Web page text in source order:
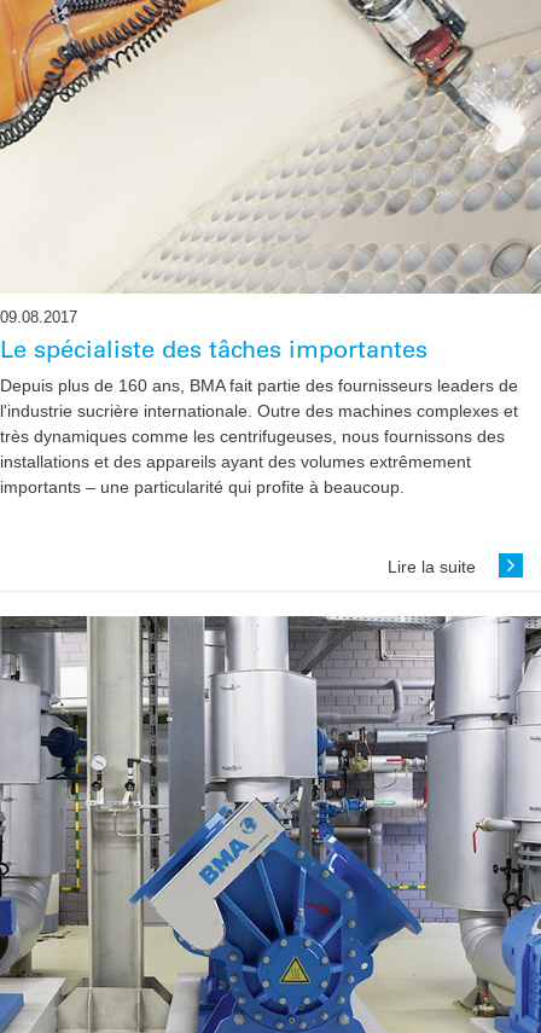
09.08.2017
Le spécialiste des tâches importantes
Depuis plus de 160 ans, BMA fait partie des fournisseurs leaders de
l'industrie sucrière internationale. Outre des machines complexes et
très dynamiques comme les ­centrifugeuses, nous fournissons des
installations et des appareils ayant des volumes extrêmement
importants – une particularité qui profite à beaucoup.
Lire la suite